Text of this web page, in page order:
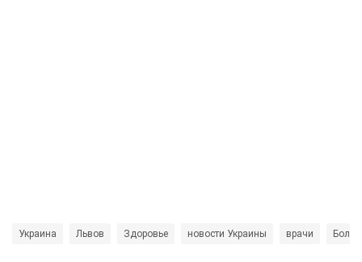
Украина Львов Здоровье новости Украины врачи